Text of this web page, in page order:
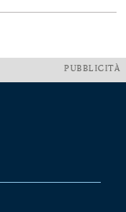
PUBBLICITÀ